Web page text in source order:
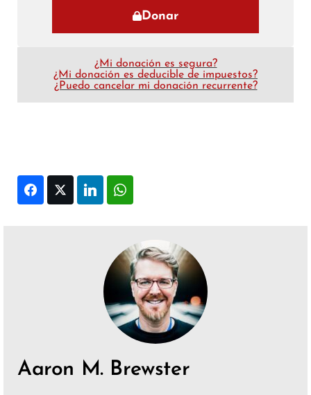
Donar
¿Mi donación es segura?
¿Mi donación es deducible de impuestos?
¿Puedo cancelar mi donación recurrente?
FacebookTwitter LinkedIn
Aaron M. Brewster